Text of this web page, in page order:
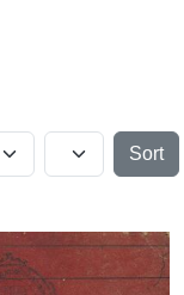
Sort